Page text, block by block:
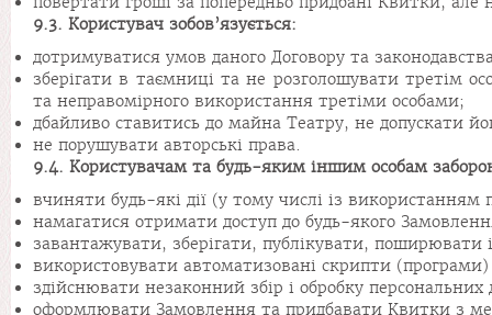
9.3. Користувач зобов’язується:
дотримуватися умов даного Договору та
зберігати в таємниці та не розголошувати третім
та неправомірного використання третіми особами;
дбайливо ставитись до майна Театру, не допускати
не порушувати авторські права.
9.4. Користувачам та будь-яким іншим особам
вчиняти будь-які дії (у тому числі із
намагатися отримати доступ до будь-якого
завантажувати, зберігати, публікувати,
використовувати автоматизовані скрипти
здійснювати незаконний збір і обробку персональних
оформлювати Замовлення та придбавати Квитки з